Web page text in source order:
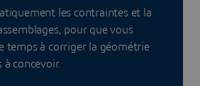
les contraintes et la
pour que vous
temps à corriger la géométrie
concevoir.